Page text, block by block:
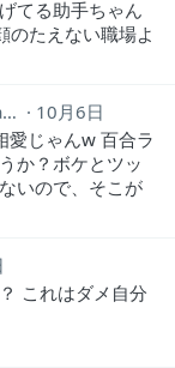
てる助手ちゃん
のたえない職場よ
10月6日
愛じゃんw 百合ラ
か？ボケとツッ
いので、そこが
これはダメ自分